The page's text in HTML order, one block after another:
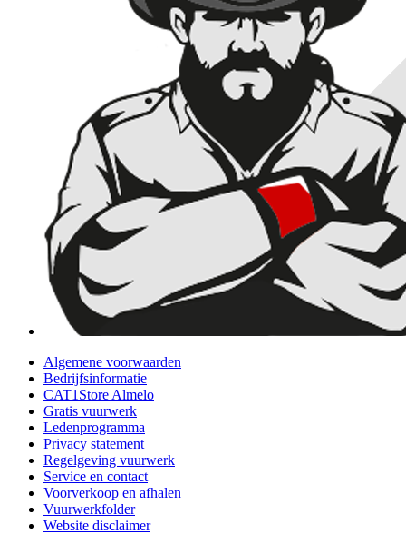
Algemene voorwaarden
Bedrijfsinformatie
CAT1Store Almelo
Gratis vuurwerk
Ledenprogramma
Privacy statement
Regelgeving vuurwerk
Service en contact
Voorverkoop en afhalen
Vuurwerkfolder
Website disclaimer